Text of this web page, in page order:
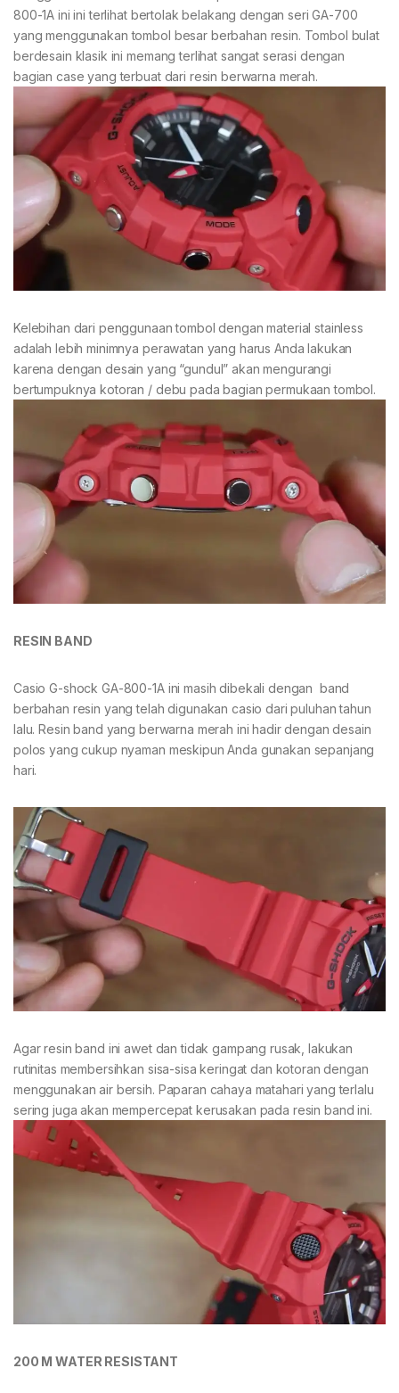
800-1A ini ini terlihat bertolak belakang dengan seri GA-700
yang menggunakan tombol besar berbahan resin. Tombol bulat
berdesain klasik ini memang terlihat sangat serasi dengan
bagian case yang terbuat dari resin berwarna merah.
Kelebihan dari penggunaan tombol dengan material stainless
adalah lebih minimnya perawatan yang harus Anda lakukan
karena dengan desain yang “gundul” akan mengurangi
bertumpuknya kotoran / debu pada bagian permukaan tombol.
RESIN BAND
Casio G-shock GA-800-1A ini masih dibekali dengan band
berbahan resin yang telah digunakan casio dari puluhan tahun
lalu. Resin band yang berwarna merah ini hadir dengan desain
polos yang cukup nyaman meskipun Anda gunakan sepanjang
hari.
Agar resin band ini awet dan tidak gampang rusak, lakukan
rutinitas membersihkan sisa-sisa keringat dan kotoran dengan
menggunakan air bersih. Paparan cahaya matahari yang terlalu
sering juga akan mempercepat kerusakan pada resin band ini.
200 M WATER RESISTANT